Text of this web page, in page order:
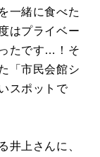
一緒に食べた
はプライベー
たです…！そ
「市民会館シ
スポットで
井上さんに、